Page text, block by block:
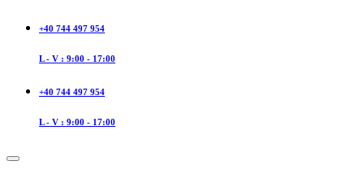
+40 744 497 954
L - V : 9:00 - 17:00
+40 744 497 954
L - V : 9:00 - 17:00